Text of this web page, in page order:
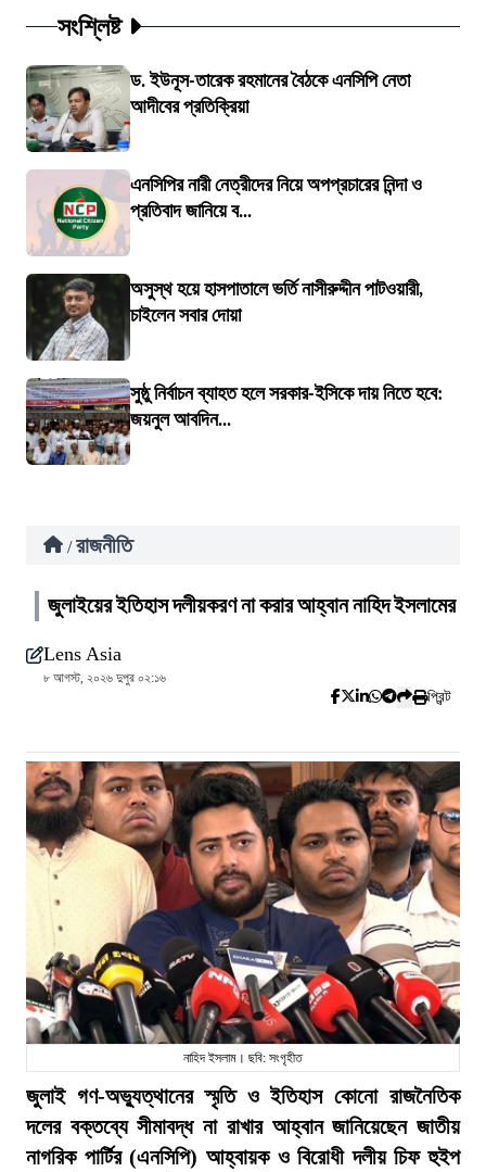
সংশ্লিষ্ট
ড. ইউনূস-তারেক রহমানের বৈঠকে এনসিপি নেতা
আদীবের প্রতিক্রিয়া
এনসিপির নারী নেত্রীদের নিয়ে অপপ্রচারের নিন্দা ও
প্রতিবাদ জানিয়ে ব...
অসুস্থ হয়ে হাসপাতালে ভর্তি নাসীরুদ্দীন পাটওয়ারী,
চাইলেন সবার দোয়া
সুষ্ঠু নির্বাচন ব্যাহত হলে সরকার-ইসিকে দায় নিতে হবে:
জয়নুল আবদিন...
/ রাজনীতি
জুলাইয়ের ইতিহাস দলীয়করণ না করার আহ্বান নাহিদ ইসলামের
Lens Asia
৮ আগস্ট, ২০২৬ দুপুর ০২:১৬
প্রিন্ট
নাহিদ ইসলাম। ছবি: সংগৃহীত
জুলাই গণ-অভ্যুত্থানের স্মৃতি ও ইতিহাস কোনো রাজনৈতিক
দলের বক্তব্যে সীমাবদ্ধ না রাখার আহ্বান জানিয়েছেন জাতীয়
নাগরিক পার্টির (এনসিপি) আহ্বায়ক ও বিরোধী দলীয় চিফ হুইপ